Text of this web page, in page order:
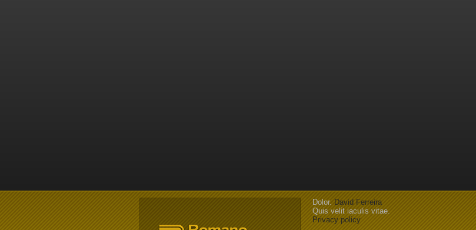
Dolor. David Ferreira
Quis velit iaculis vitae.
Privacy policy